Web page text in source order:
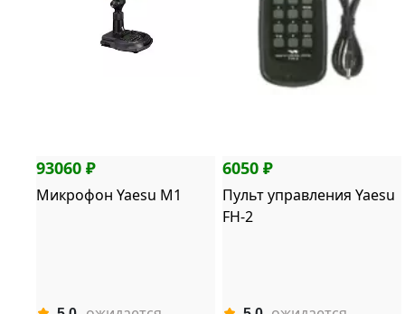
93060 ₽
Микрофон Yaesu M1
6050 ₽
Пульт управления Yaesu
FH-2